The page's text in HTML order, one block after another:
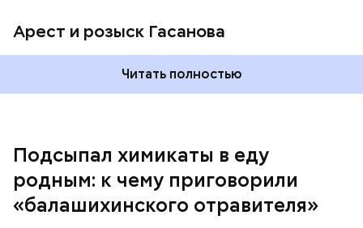
Арест и розыск Гасанова
Читать полностью
Подсыпал химикаты в еду
родным: к чему приговорили
«балашихинского отравителя»
Play
Началось расследование. В квартире потерпевших
Также отравленную пищу ела его младшая сестра.